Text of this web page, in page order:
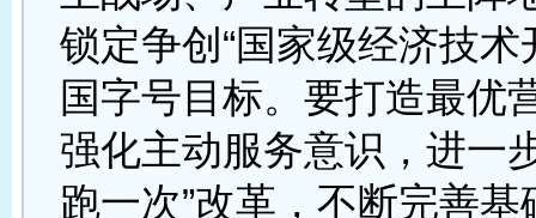
锁定争创“国家级经济技术
国字号目标。要打造最优
强化主动服务意识，进一
跑一次”改革，不断完善